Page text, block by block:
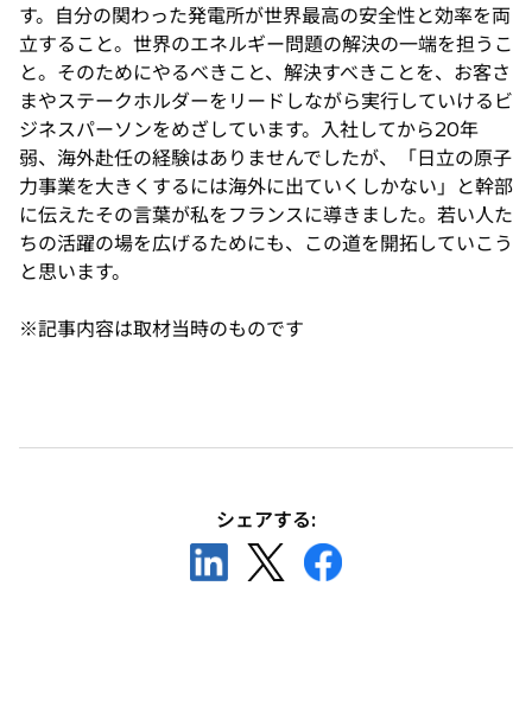
す。自分の関わった発電所が世界最高の安全性と効率を両
立すること。世界のエネルギー問題の解決の一端を担うこ
と。そのためにやるべきこと、解決すべきことを、お客さ
まやステークホルダーをリードしながら実行していけるビ
ジネスパーソンをめざしています。入社してから20年
弱、海外赴任の経験はありませんでしたが、「日立の原子
力事業を大きくするには海外に出ていくしかない」と幹部
に伝えたその言葉が私をフランスに導きました。若い人た
ちの活躍の場を広げるためにも、この道を開拓していこう
と思います。
※記事内容は取材当時のものです
シェアする:
し
し
新